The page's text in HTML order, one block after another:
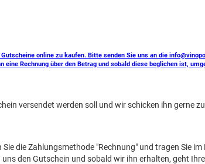
online zu kaufen. Bitte senden Sie uns an die
Rechnung über den Betrag und sobald diese beglichen ist,
versendet werden soll und wir schicken ihn gerne
die Zahlungsmethode "Rechnung" und tragen Sie
den Gutschein und sobald wir ihn erhalten, geht